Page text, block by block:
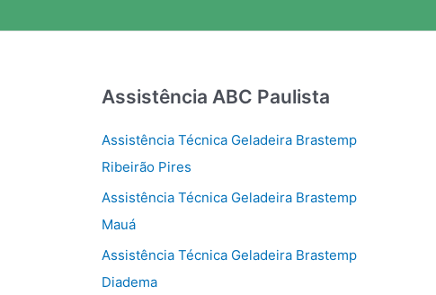
Assistência ABC Paulista
Assistência Técnica Geladeira Brastemp
Ribeirão Pires
Assistência Técnica Geladeira Brastemp
Mauá
Assistência Técnica Geladeira Brastemp
Diadema